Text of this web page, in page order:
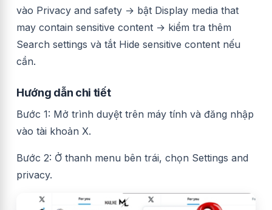
vào Privacy and safety → bật Display media that
may contain sensitive content → kiểm tra thêm
Search settings và tắt Hide sensitive content nếu
cần.
Hướng dẫn chi tiết
Bước 1: Mở trình duyệt trên máy tính và đăng nhập
vào tài khoản X.
Bước 2: Ở thanh menu bên trái, chọn Settings and
privacy.